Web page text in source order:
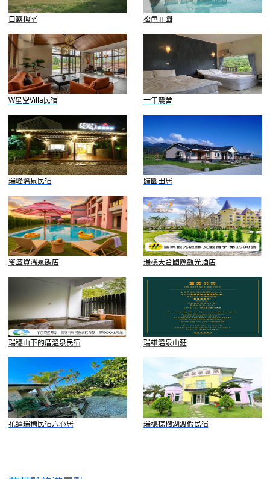
白露梅室 松邑莊園
W星空Villa民宿 一牛農舍
瑞峰溫泉民宿 歸園田居
蜜滋賀溫泉飯店 瑞穗天合國際觀光酒店
瑞穗山下的厝溫泉民宿 瑞雄溫泉山莊
花蓮瑞穗民宿六心居 瑞穗棕櫚湖渡假民宿